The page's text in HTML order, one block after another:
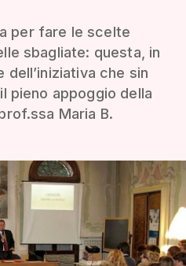
per fare le scelte
sbagliate: questa, in
dell’iniziativa che sin
pieno appoggio della
Maria B.